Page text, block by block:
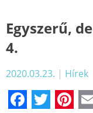
Egyszerű, de
4.
2020.03.23. | Hírek